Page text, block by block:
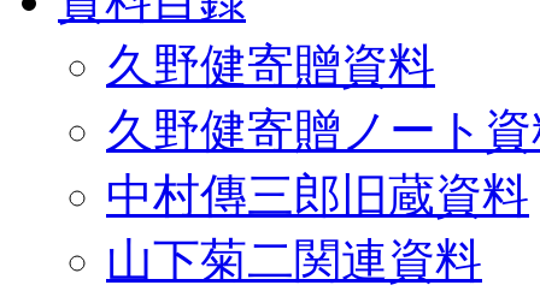
久野健寄贈資料
久野健寄贈ノート
中村傳三郎旧蔵資料
山下菊二関連資料